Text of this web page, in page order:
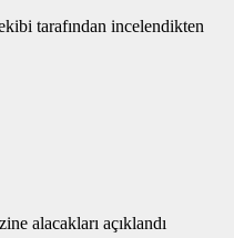
tarafından incelendikten
alacakları açıklandı